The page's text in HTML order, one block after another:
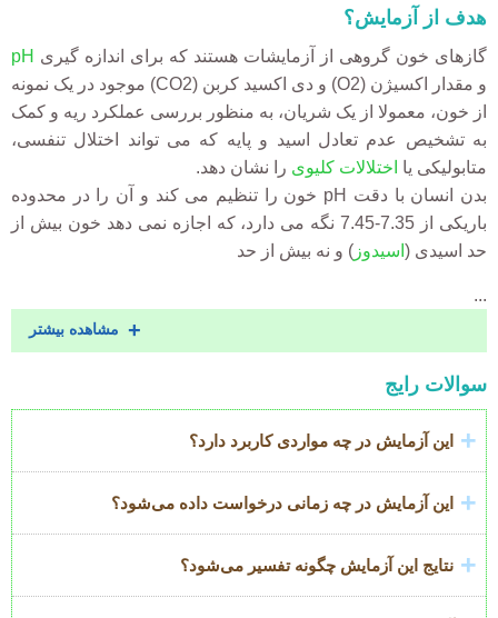
هدف از آزمایش؟
گازهای خون گروهی از آزمایشات هستند که برای اندازه گیری pH
و مقدار اکسیژن (O2) و دی اکسید کربن (CO2) موجود در یک نمونه
از خون، معمولا از یک شریان، به منظور بررسی عملکرد ریه و کمک
به تشخیص عدم تعادل اسید و پایه که می تواند اختلال تنفسی،
متابولیکی یا اختلالات کلیوی را نشان دهد.
بدن انسان با دقت pH خون را تنظیم می کند و آن را در محدوده
باریکی از 7.35-7.45 نگه می دارد، که اجازه نمی دهد خون بیش از
حد اسیدی ( اسیدوز ) و نه بیش از حد
...
مشاهده بیشتر
Accordion
Title
سوالات رایج
این آزمایش در چه مواردی کاربرد دارد؟
این آزمایش در چه زمانی درخواست داده می‌شود؟
نتایج این آزمایش چگونه تفسیر می‌شود؟